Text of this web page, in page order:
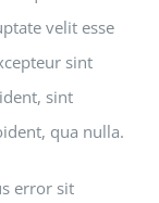
velit esse
sint
sint
qua nulla.
error sit